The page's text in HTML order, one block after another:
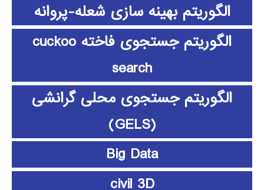
الگوریتم بهینه سازی شعله-پروانه
الگوریتم جستجوی فاخته cuckoo
search
الگوریتم جستجوی محلی گرانشی
(GELS)
Big Data
civil 3D